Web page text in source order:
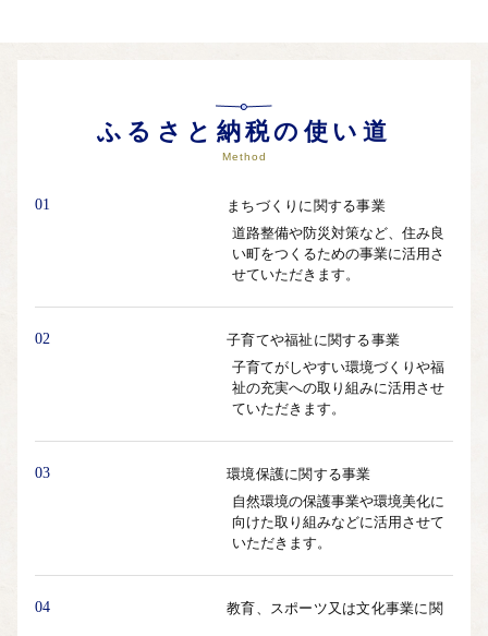
個人情報の保護は遷移先サイトの方針に従います。
ふるさと納税の使い道
Method
01
まちづくりに関する事業
道路整備や防災対策など、住み良
い町をつくるための事業に活用さ
せていただきます。
02
子育てや福祉に関する事業
子育てがしやすい環境づくりや福
祉の充実への取り組みに活用させ
ていただきます。
03
環境保護に関する事業
自然環境の保護事業や環境美化に
向けた取り組みなどに活用させて
いただきます。
04
教育、スポーツ又は文化事業に関